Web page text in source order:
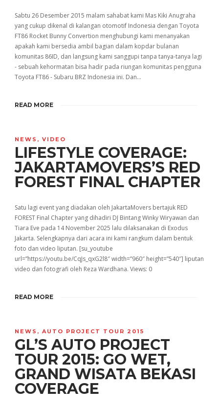
Sabtu 26 Desember 2015 malam sahabat kami Mas Kiki Anugraha
yang cukup dikenal di kalangan otomotif Indonesia dengan Toyota
FT86 Rocket Bunny Convertion menghubungi kami menanyakan
apakah kami bersedia ambil bagian dalam kopdar bulanan
komunitas 86ID, dan langsung kami sanggupi tanpa tanya-tanya lagi
- sebuah kehormatan bisa hadir pada riungan komunitas pengguna
Toyota FT86 - Subaru BRZ Indonesia ini. Dan…
READ MORE
NEWS , VIDEO
LIFESTYLE COVERAGE:
JAKARTAMOVERS’S RED
FOREST FINAL CHAPTER
Satu lagi event yang diadakan oleh JakartaMovers bertajuk RED
FOREST Final Chapter yang dihadiri DJ Bintang Winky Wiryawan dan
Tiara Eve pada 14 November 2025 lalu dilaksanakan di Exodus
Jakarta. Selengkapnya dari acara ini kami rangkum dalam bentuk
foto dan video liputan. [su_youtube
url=”https://youtu.be/CqJs_qxG2l8″ width=”960″ height=”540″] liputan
video dan fotografi oleh Reza Wardhana. Views: 0
READ MORE
NEWS , AUTO PROJECT TOUR 2015
GL’S AUTO PROJECT
TOUR 2015: GO WET,
GRAND WISATA BEKASI
COVERAGE